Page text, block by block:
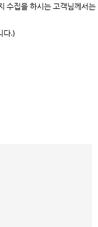
집을 하시는 고객님께서는
다.)